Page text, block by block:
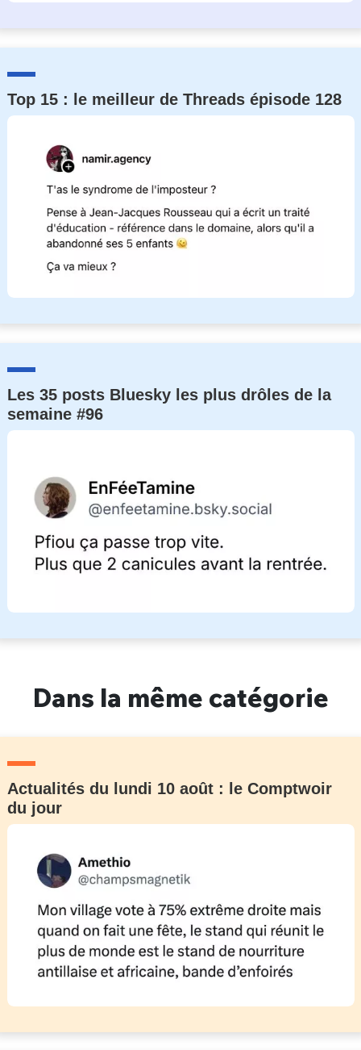
Top 15 : le meilleur de Threads épisode 128
Les 35 posts Bluesky les plus drôles de la
semaine #96
Dans la même catégorie
Actualités du lundi 10 août : le Comptwoir
du jour